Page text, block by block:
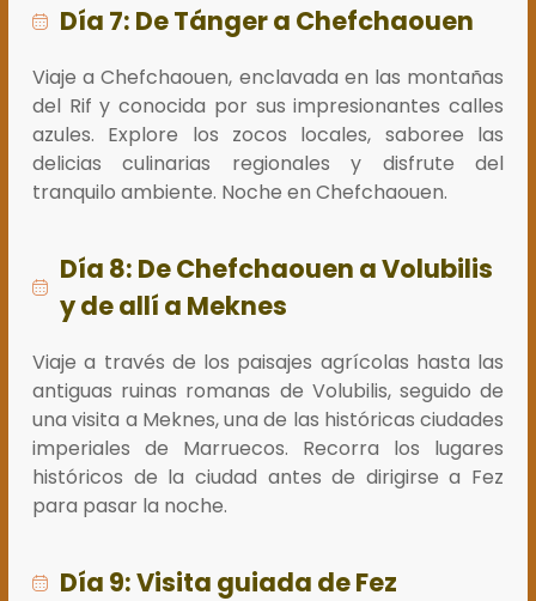
Día 7: De Tánger a Chefchaouen
Viaje a Chefchaouen, enclavada en las montañas
del Rif y conocida por sus impresionantes calles
azules. Explore los zocos locales, saboree las
delicias culinarias regionales y disfrute del
tranquilo ambiente. Noche en Chefchaouen.
Día 8: De Chefchaouen a Volubilis
y de allí a Meknes
Viaje a través de los paisajes agrícolas hasta las
antiguas ruinas romanas de Volubilis, seguido de
una visita a Meknes, una de las históricas ciudades
imperiales de Marruecos. Recorra los lugares
históricos de la ciudad antes de dirigirse a Fez
para pasar la noche.
Día 9: Visita guiada de Fez